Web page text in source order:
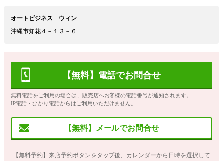
オートビジネス ウィン
沖縄市知花４－１３－６
【無料】電話でお問合せ
無料電話をご利用の場合は、販売店へお客様の電話番号が通知されます。
IP電話・ひかり電話からはご利用いただけません。
【無料】メールでお問合せ
【無料予約】来店予約ボタンをタップ後、カレンダーから日時を選択して